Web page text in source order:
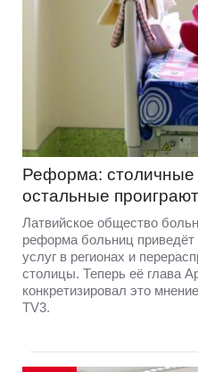
Реформа: столичные
остальные
Латвийское общество
реформа больниц
услуг в регионах и
столицы. Теперь её глава
конкретизировал это
TV3.